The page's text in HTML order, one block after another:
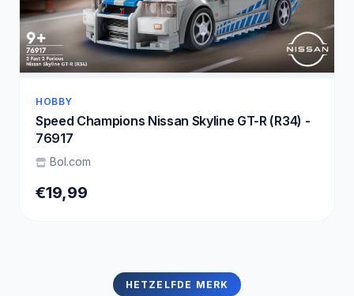
HOBBY
Speed Champions Nissan Skyline GT-R (R34) -
76917
Bol.com
€19,99
HETZELFDE MERK